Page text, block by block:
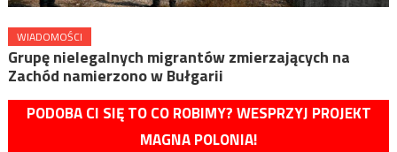
WIADOMOŚCI
Grupę nielegalnych migrantów zmierzających na
Zachód namierzono w Bułgarii
PODOBA CI SIĘ TO CO ROBIMY? WESPRZYJ PROJEKT
MAGNA POLONIA!